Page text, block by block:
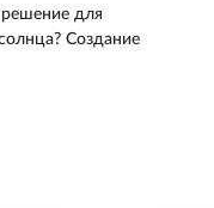
для
Создание